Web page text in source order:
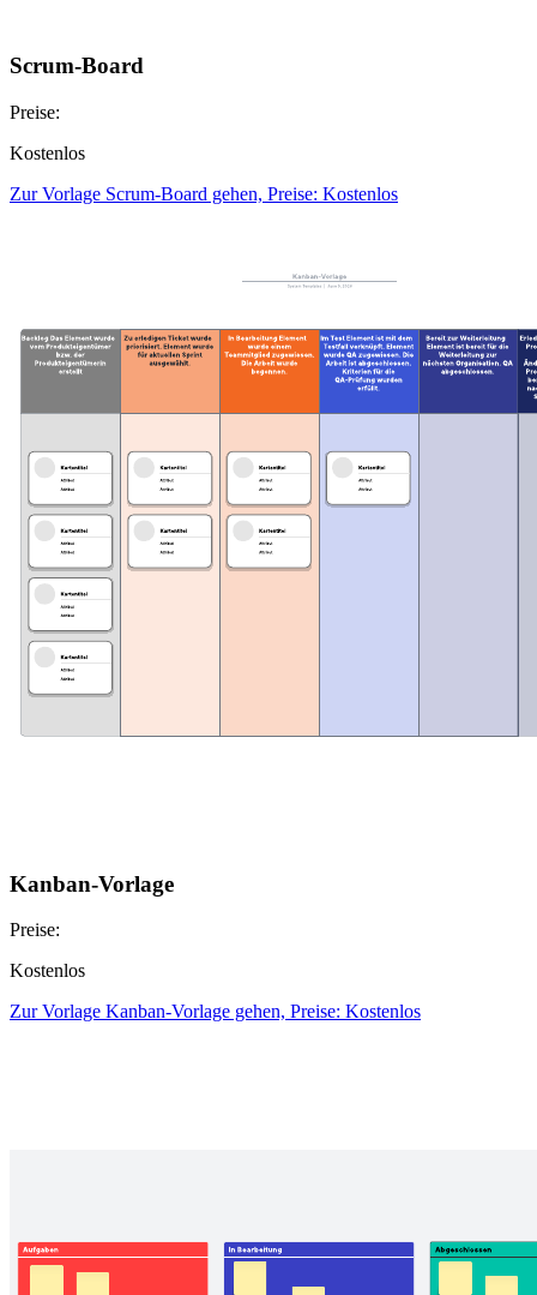
Scrum-Board
Preise:
Kostenlos
Zur Vorlage Scrum-Board gehen, Preise: Kostenlos
Kanban-Vorlage
Preise:
Kostenlos
Zur Vorlage Kanban-Vorlage gehen, Preise: Kostenlos